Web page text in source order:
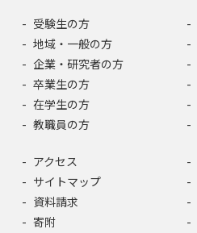
受験生の方
地域・一般の方
企業・研究者の方
卒業生の方
在学生の方
教職員の方
アクセス
サイトマップ
資料請求
寄附